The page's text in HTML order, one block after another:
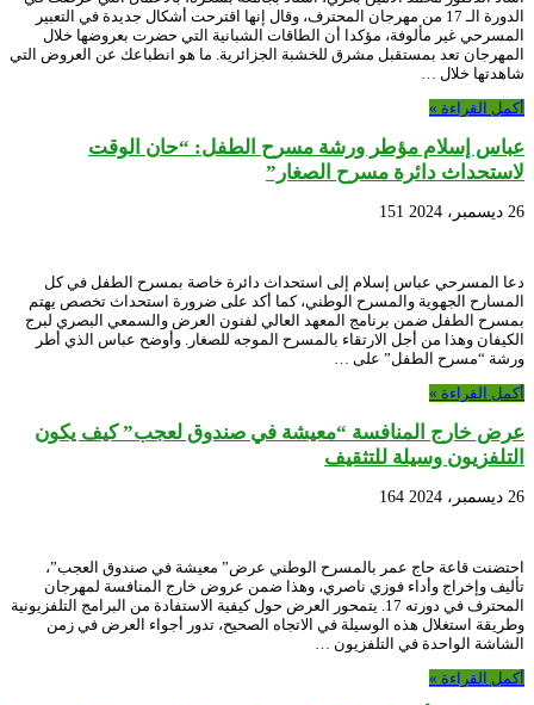
الدورة الـ 17 من مهرجان المحترف، وقال إنها اقترحت أشكال جديدة في التعبير
المسرحي غير مألوفة، مؤكدا أن الطاقات الشبانية التي حضرت بعروضها خلال
المهرجان تعد بمستقبل مشرق للخشبة الجزائرية. ما هو انطباعك عن العروض التي
شاهدتها خلال …
أكمل القراءة »
عباس إسلام مؤطر ورشة مسرح الطفل: “حان الوقت
لاستحداث دائرة مسرح الصغار”
26 ديسمبر، 2024 151
دعا المسرحي عباس إسلام إلى استحداث دائرة خاصة بمسرح الطفل في كل
المسارح الجهوية والمسرح الوطني، كما أكد على ضرورة استحداث تخصص يهتم
بمسرح الطفل ضمن برنامج المعهد العالي لفنون العرض والسمعي البصري لبرج
الكيفان وهذا من أجل الارتقاء بالمسرح الموجه للصغار. وأوضح عباس الذي أطر
ورشة “مسرح الطفل” على …
أكمل القراءة »
عرض خارج المنافسة “معيشة في صندوق لعجب” كيف يكون
التلفزيون وسيلة للتثقيف
26 ديسمبر، 2024 164
احتضنت قاعة حاج عمر بالمسرح الوطني عرض” معيشة في صندوق العجب”،
تأليف وإخراج وأداء فوزي ناصري، وهذا ضمن عروض خارج المنافسة لمهرجان
المحترف في دورته 17. يتمحور العرض حول كيفية الاستفادة من البرامج التلفزيونية
وطريقة استغلال هذه الوسيلة في الاتجاه الصحيح، تدور أجواء العرض في زمن
الشاشة الواحدة في التلفزيون …
أكمل القراءة »